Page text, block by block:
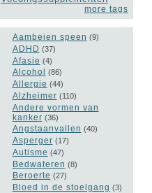
more tags
Aambeien speen (9)
ADHD (37)
Afasie (4)
Alcohol (86)
Allergie (44)
Alzheimer (110)
Andere vormen van
kanker (36)
Angstaanvallen (40)
Asperger (17)
Autisme (47)
Bedwateren (8)
Beroerte (27)
Bloed in de stoelgang (3)